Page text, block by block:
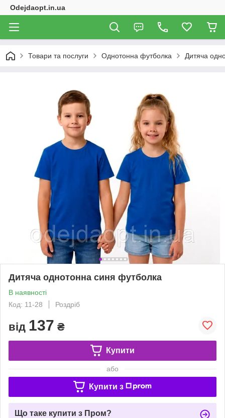
Odejdaopt.in.ua
Товари та послуги Однотонна футболка Дитяча
Дитяча однотонна синя футболка
В наявності
Код: 11-28
Роздріб
від 137 ₴
Купити
або
Купити з
Що таке купити з Пром?